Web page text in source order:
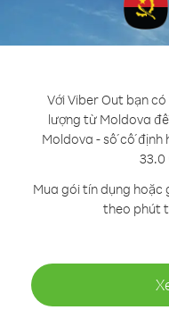
Với Viber Out bạn
lượng từ Moldova
Moldova - số cố định
33.0
Mua gói tín dụng hoặc
theo phút